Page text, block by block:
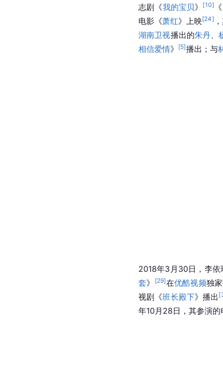
志剧《我的宝贝》 [10] 《
电影《萧红》上映[24]
湖南卫视播出的朱丹 、
相信爱情》 [5]播出；与
2018年3月30日，李依
套》 [29]在优酷视频独
视剧《班长殿下》播出 [
年10月28日，其参演